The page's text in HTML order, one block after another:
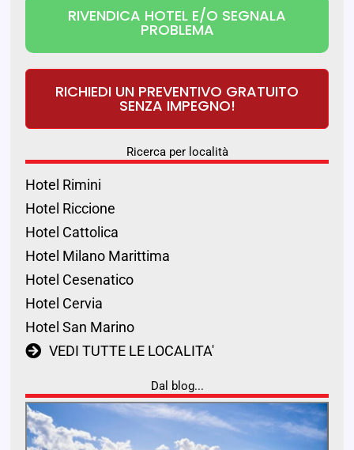
RIVENDICA HOTEL E/O SEGNALA
PROBLEMA
RICHIEDI UN PREVENTIVO GRATUITO
SENZA IMPEGNO!
Ricerca per località
Hotel Rimini
Hotel Riccione
Hotel Cattolica
Hotel Milano Marittima
Hotel Cesenatico
Hotel Cervia
Hotel San Marino
VEDI TUTTE LE LOCALITA'
Dal blog...